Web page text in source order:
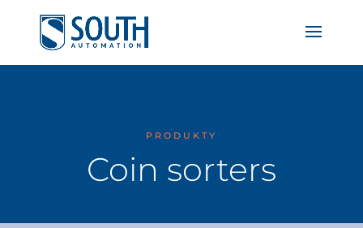
PRODUKTY
Coin sorters